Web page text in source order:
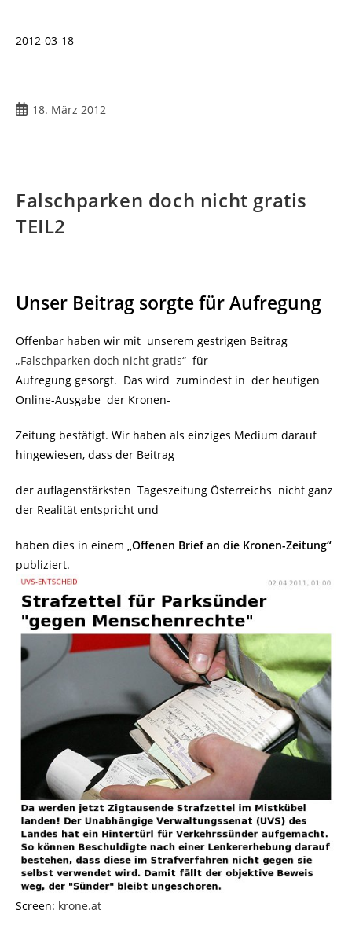
2012-03-18
Beitrag18. März 2012
Falschparken doch nicht gratis
TEIL2
Unser Beitrag sorgte für Aufregung
Offenbar haben wir mit unserem gestrigen Beitrag
„Falschparken doch nicht gratis“ für
Aufregung gesorgt. Das wird zumindest in der heutigen
Online-Ausgabe der Kronen-
Zeitung bestätigt. Wir haben als einziges Medium darauf
hingewiesen, dass der Beitrag
der auflagenstärksten Tageszeitung Österreichs nicht ganz
der Realität entspricht und
haben dies in einem „Offenen Brief an die Kronen-Zeitung“
publiziert.
Screen: krone.at